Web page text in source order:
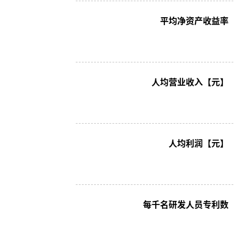
平均净资产收益率
人均营业收入【元】
人均利润【元】
每千名研发人员专利数